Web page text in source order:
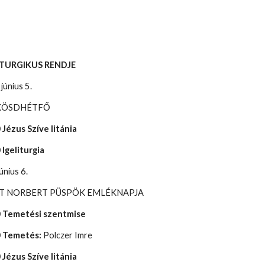
RENDJE
5.
Jézus Szíve litánia
Igeliturgia
6.
NORBERT PÜSPÖK EMLÉKNAPJA
Temetési szentmise
Temetés: Polczer Imre
Jézus Szíve litánia